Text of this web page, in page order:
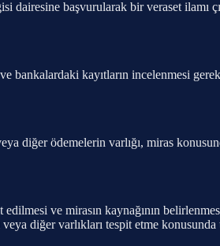
başvurularak bir veraset ilamı
kayıtların incelenmesi
diğer ödemelerin varlığı, miras
edilmesi ve mirasın kaynağının
diğer varlıkları tespit etme konusunda